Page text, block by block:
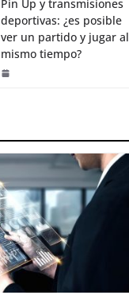
Pin Up y transmisiones
deportivas: ¿es posible
ver un partido y jugar al
mismo tiempo?